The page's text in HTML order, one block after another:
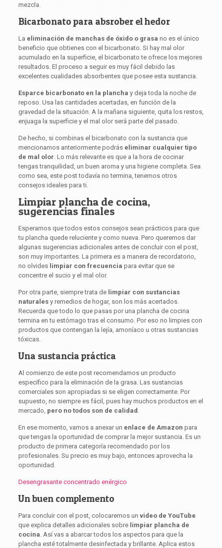
mezcla.
Bicarbonato para absrober el hedor
La eliminación de manchas de óxido o grasa no es el único
beneficio que obtienes con el bicarbonato. Si hay mal olor
acumulado en la superficie, el bicarbonato te ofrece los mejores
resultados. El proceso a seguir es muy fácil debido las
excelentes cualidades absorbentes que posee esta sustancia.
Esparce bicarbonato en la plancha y deja toda la noche de
reposo. Usa las cantidades acertadas, en función de la
gravedad de la situación. A la mañana siguiente, quita los restos,
enjuaga la superficie y el mal olor será parte del pasado.
De hecho, si combinas el bicarbonato con la sustancia que
mencionamos anteriormente podrás eliminar cualquier tipo
de mal olor . Lo más relevante es que a la hora de cocinar
tengas tranquilidad, un buen aroma y una higiene completa. Sea
como sea, este post todavía no termina, tenemos otros
consejos ideales para ti.
Limpiar plancha de cocina,
sugerencias finales
Esperamos que todos estos consejos sean prácticos para que
tu plancha quede reluciente y como nueva. Pero queremos dar
algunas sugerencias adicionales antes de concluir con el post,
son muy importantes. La primera es a manera de recordatorio,
no olvides limpiar con frecuencia para evitar que se
concentre el sucio y el mal olor.
Por otra parte, siempre trata de limpiar con sustancias
naturalesy remedios de hogar, son los más acertados.
Recuerda que todo lo que pasas por una plancha de cocina
termina en tu estómago tras el consumo. Por eso no limpies con
productos que contengan la lejía, amoníaco u otras sustancias
tóxicas.
Una sustancia práctica
Al comienzo de este post recomendamos un producto
específico para la eliminación de la grasa. Las sustancias
comerciales son apropiadas si se eligen correctamente. Por
supuesto, no siempre es fácil, pues hay muchos productos en el
mercado, pero no todos son de calidad
En ese momento, vamos a anexar un enlace de Amazon para
que tengas la oportunidad de comprar la mejor sustancia. Es un
producto de primera categoría recomendado por los
profesionales. Su precio es muy bajo, entonces aprovecha la
oportunidad.
Desengrasante concentrado enérgico
Un buen complemento
Para concluir con el post, colocaremos un video de YouTube
que explica detalles adicionales sobre limpiar plancha de
cocina . Así vas a abarcar todos los aspectos para que la
plancha esté totalmente desinfectada y brillante. Aplica estos